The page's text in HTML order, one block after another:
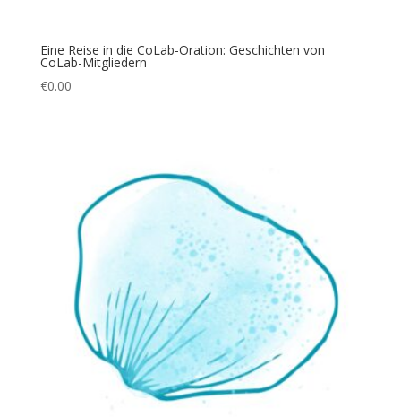
Eine Reise in die CoLab-Oration: Geschichten von
CoLab-Mitgliedern
€0.00